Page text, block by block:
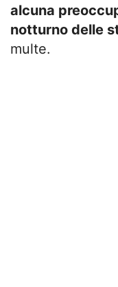
alcuna
notturno delle
multe.